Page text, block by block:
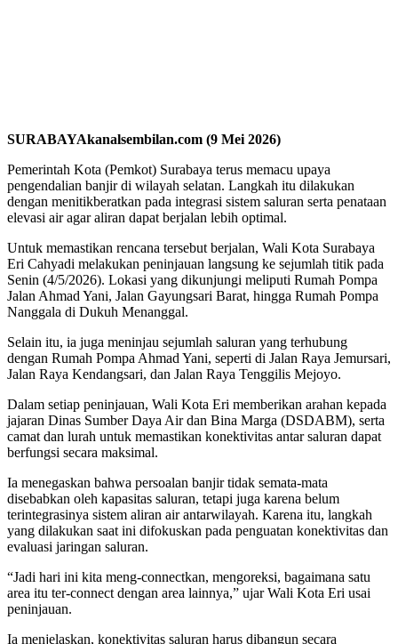
SURABAYAkanalsembilan.com (9 Mei 2026)
Pemerintah Kota (Pemkot) Surabaya terus memacu upaya
pengendalian banjir di wilayah selatan. Langkah itu dilakukan
dengan menitikberatkan pada integrasi sistem saluran serta penataan
elevasi air agar aliran dapat berjalan lebih optimal.
Untuk memastikan rencana tersebut berjalan, Wali Kota Surabaya
Eri Cahyadi melakukan peninjauan langsung ke sejumlah titik pada
Senin (4/5/2026). Lokasi yang dikunjungi meliputi Rumah Pompa
Jalan Ahmad Yani, Jalan Gayungsari Barat, hingga Rumah Pompa
Nanggala di Dukuh Menanggal.
Selain itu, ia juga meninjau sejumlah saluran yang terhubung
dengan Rumah Pompa Ahmad Yani, seperti di Jalan Raya Jemursari,
Jalan Raya Kendangsari, dan Jalan Raya Tenggilis Mejoyo.
Dalam setiap peninjauan, Wali Kota Eri memberikan arahan kepada
jajaran Dinas Sumber Daya Air dan Bina Marga (DSDABM), serta
camat dan lurah untuk memastikan konektivitas antar saluran dapat
berfungsi secara maksimal.
Ia menegaskan bahwa persoalan banjir tidak semata-mata
disebabkan oleh kapasitas saluran, tetapi juga karena belum
terintegrasinya sistem aliran air antarwilayah. Karena itu, langkah
yang dilakukan saat ini difokuskan pada penguatan konektivitas dan
evaluasi jaringan saluran.
“Jadi hari ini kita meng-connectkan, mengoreksi, bagaimana satu
area itu ter-connect dengan area lainnya,” ujar Wali Kota Eri usai
peninjauan.
Ia menjelaskan, konektivitas saluran harus dibangun secara